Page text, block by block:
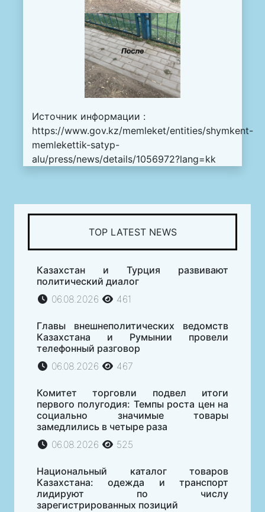
Источник информации :
https://www.gov.kz/memleket/entities/shymkent-
memlekettik-satyp-
alu/press/news/details/1056972?lang=kk
TOP LATEST NEWS
Казахстан и Турция развивают
политический диалог
06.08.2026
461
Главы внешнеполитических ведомств
Казахстана и Румынии провели
телефонный разговор
06.08.2026
467
Комитет торговли подвел итоги
первого полугодия: Темпы роста цен на
социально значимые товары
замедлились в четыре раза
06.08.2026
525
Национальный каталог товаров
Казахстана: одежда и транспорт
лидируют по числу
зарегистрированных позиций